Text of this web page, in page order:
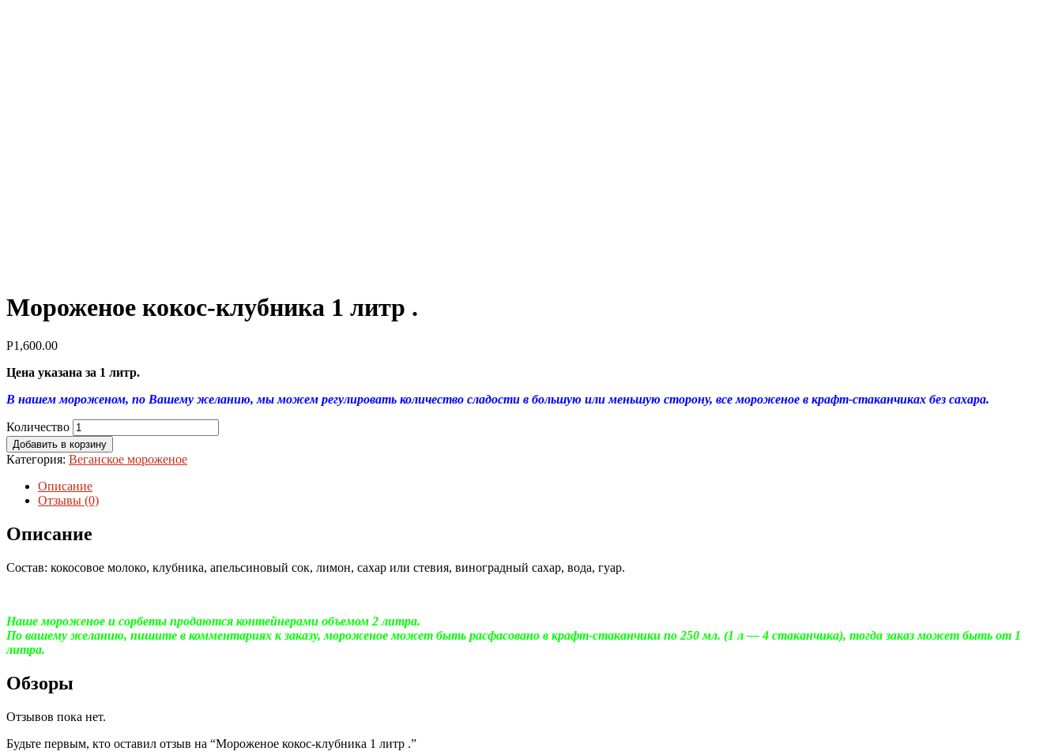
Мороженое кокос-клубника 1 литр .
Р1,600.00
Цена указана за 1 литр.
В нашем мороженом, по Вашему желанию, мы можем регулировать количество сладости в большую или меньшую сторону, все мороженое в крафт-стаканчиках без сахара.
Количество
Добавить в корзину
Категория: Веганское мороженое
Описание
Отзывы (0)
Описание
Состав: кокосовое молоко, клубника, апельсиновый сок, лимон, сахар или стевия, виноградный сахар, вода, гуар.
Наше мороженое и сорбеты продаются контейнерами объемом 2 литра.
По вашему желанию, пишите в комментариях к заказу, мороженое может быть расфасовано в крафт-стаканчики по 250 мл. (1 л — 4 стаканчика), тогда заказ может быть от 1
литра.
Обзоры
Отзывов пока нет.
Будьте первым, кто оставил отзыв на “Мороженое кокос-клубника 1 литр .”